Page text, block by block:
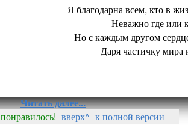
Я благодарна всем, кто в
Неважно где или
Но с каждым другом
Даря частичку мира
Читать далее...
понравилось! вверх^ к полной версии